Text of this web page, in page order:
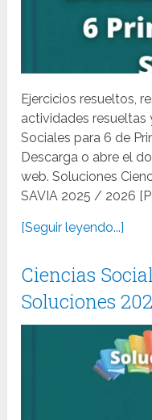
Ejercicios resueltos,
actividades resueltas
Sociales para 6 de
Descarga o abre el
web. Soluciones
SAVIA 2025 / 2026
[Seguir leyendo...]
Ciencias
Soluciones